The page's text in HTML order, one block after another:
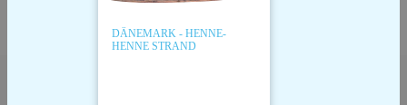
DÄNEMARK - HENNE-
HENNE STRAND